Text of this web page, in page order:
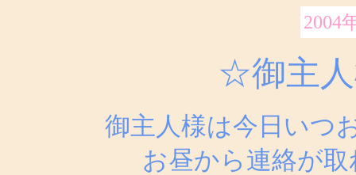
2004
☆御主
御主人様は今日いつ
お昼から連絡が